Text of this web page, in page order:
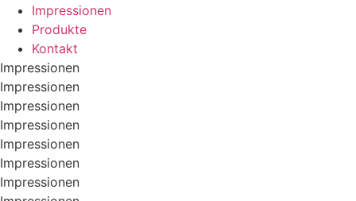
Impressionen
Produkte
Kontakt
Impressionen
Impressionen
Impressionen
Impressionen
Impressionen
Impressionen
Impressionen